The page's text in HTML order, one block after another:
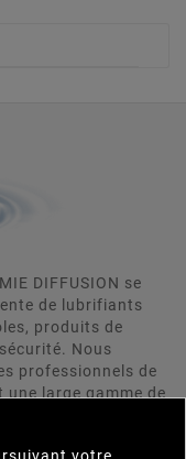
DIFFUSION se
de lubrifiants
produits de
Nous
professionnels de
large gamme de
se positionne
votre